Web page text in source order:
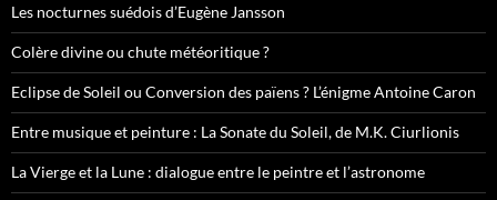
Les nocturnes suédois d’Eugène Jansson
Colère divine ou chute météoritique ?
Eclipse de Soleil ou Conversion des païens ? L’énigme Antoine Caron
Entre musique et peinture : La Sonate du Soleil, de M.K. Ciurlionis
La Vierge et la Lune : dialogue entre le peintre et l’astronome